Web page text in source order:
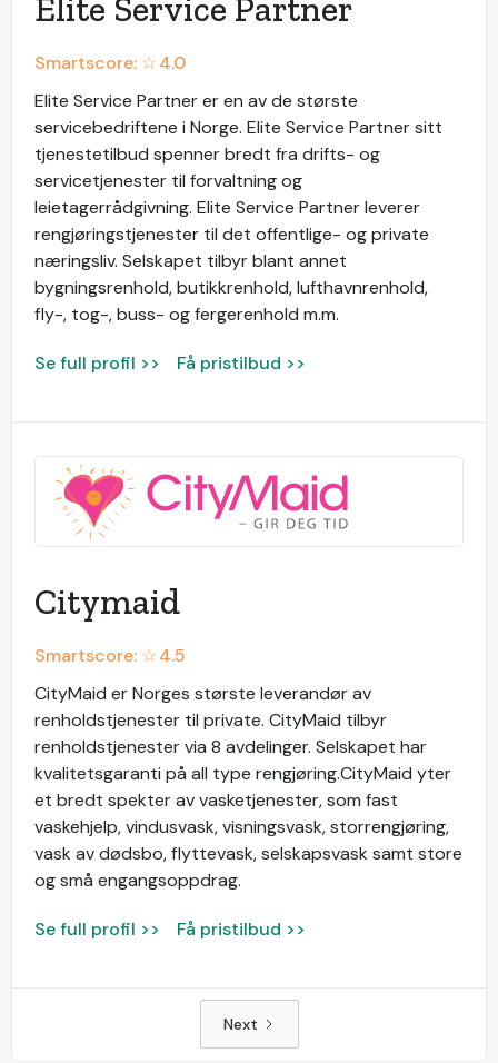
Elite Service Partner
Smartscore: ☆4.0
Elite Service Partner er en av de største
servicebedriftene i Norge. Elite Service Partner sitt
tjenestetilbud spenner bredt fra drifts- og
servicetjenester til forvaltning og
leietagerrådgivning. Elite Service Partner leverer
rengjøringstjenester til det offentlige- og private
næringsliv. Selskapet tilbyr blant annet
bygningsrenhold, butikkrenhold, lufthavnrenhold,
fly-, tog-, buss- og fergerenhold m.m.
Se full profil >> Få pristilbud >>
Citymaid
Smartscore: ☆4.5
CityMaid er Norges største leverandør av
renholdstjenester til private. CityMaid tilbyr
renholdstjenester via 8 avdelinger. Selskapet har
kvalitetsgaranti på all type rengjøring.CityMaid yter
et bredt spekter av vasketjenester, som fast
vaskehjelp, vindusvask, visningsvask, storrengjøring,
vask av dødsbo, flyttevask, selskapsvask samt store
og små engangsoppdrag.
Se full profil >> Få pristilbud >>
Next